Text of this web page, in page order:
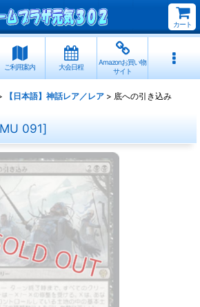
カート
ご利用案内 大会日程
Amazonお買い物
サイト
【日本語】神話レア／レア > 底への引き込み
091]